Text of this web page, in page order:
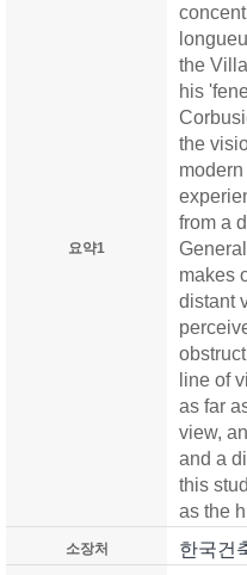
요약1
the
his
the
from a
makes
distant
line of
as far
view,
and a
this
as the
소장처 한국건